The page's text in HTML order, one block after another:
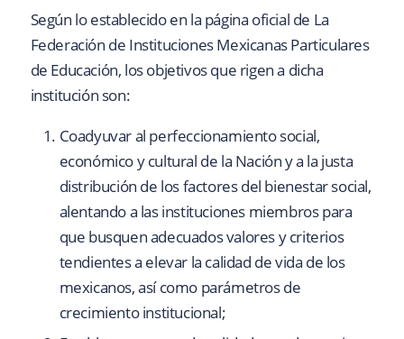
Según lo establecido en la página oficial de La
Federación de Instituciones Mexicanas Particulares
de Educación, los objetivos que rigen a dicha
institución son:
Coadyuvar al perfeccionamiento social,
económico y cultural de la Nación y a la justa
distribución de los factores del bienestar social,
alentando a las instituciones miembros para
que busquen adecuados valores y criterios
tendientes a elevar la calidad de vida de los
mexicanos, así como parámetros de
crecimiento institucional;